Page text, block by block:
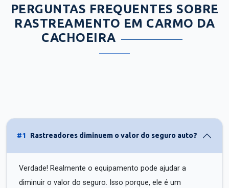
PERGUNTAS FREQUENTES SOBRE
RASTREAMENTO EM CARMO DA
CACHOEIRA
#1 Rastreadores diminuem o valor do seguro auto?
Verdade! Realmente o equipamento pode ajudar a
diminuir o valor do seguro. Isso porque, ele é um